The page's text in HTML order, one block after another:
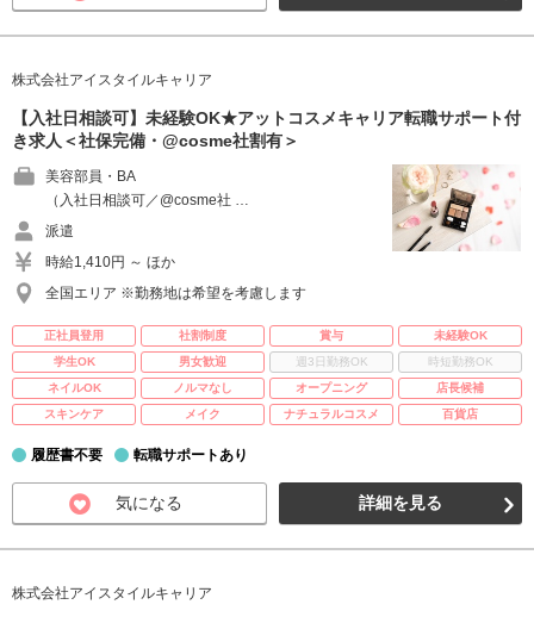
株式会社アイスタイルキャリア
【入社日相談可】未経験OK★アットコスメキャリア転職サポート付
き求人＜社保完備・@cosme社割有＞
美容部員・BA
（入社日相談可／@cosme社 …
派遣
時給1,410円 ～ ほか
全国エリア ※勤務地は希望を考慮します
正社員登用 社割制度 賞与
未経験OK
学生OK
男女歓迎 週3日勤務OK
時短勤務OK
ネイルOK
ノルマなし オープニング
店長候補
スキンケア
メイク ナチュラルコスメ 百貨店
履歴書不要 転職サポートあり
気になる 詳細を見る
株式会社アイスタイルキャリア